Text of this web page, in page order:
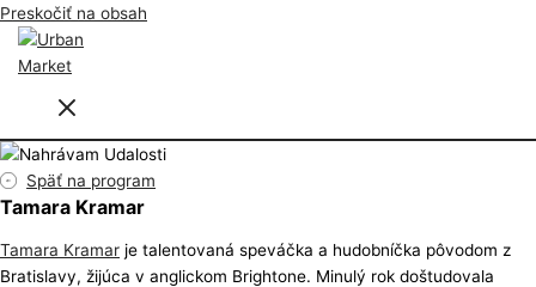
Preskočiť na obsah
Späť na program
Tamara Kramar
Tamara Kramar je talentovaná speváčka a hudobníčka pôvodom z
Bratislavy, žijúca v anglickom Brightone. Minulý rok doštudovala